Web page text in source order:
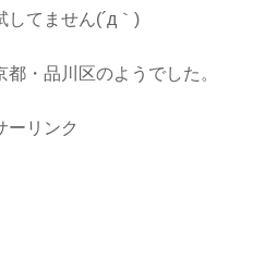
してません(´д｀)
・品川区のようでした。
ーリンク